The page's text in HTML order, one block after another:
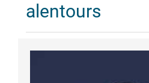
alentours